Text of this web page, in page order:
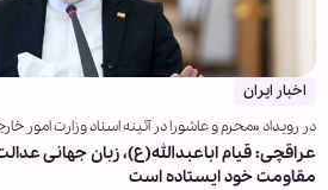
اخبار ایران
در رویداد «محرم و عاشورا در آئینه اسناد وزارت امور
عراقچی: قیام اباعبدالله(ع)، زبان جهانی
مقاومت خود ایستاده است